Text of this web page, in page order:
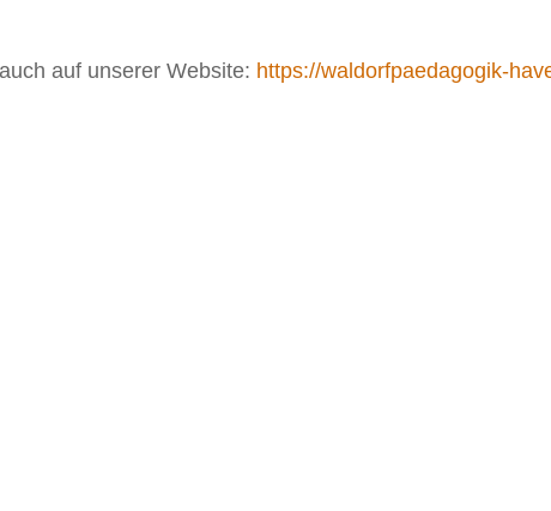
auf unserer Website: https://waldorfpaedagogik-